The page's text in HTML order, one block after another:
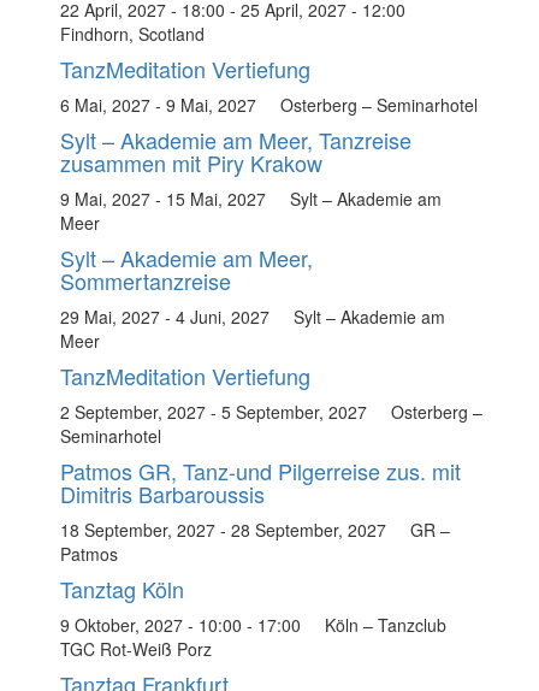
22 April, 2027 - 18:00 - 25 April, 2027 - 12:00
Findhorn, Scotland
TanzMeditation Vertiefung
6 Mai, 2027 - 9 Mai, 2027 Osterberg – Seminarhotel
Sylt – Akademie am Meer, Tanzreise
zusammen mit Piry Krakow
9 Mai, 2027 - 15 Mai, 2027
Sylt – Akademie am
Meer
Sylt – Akademie am Meer,
Sommertanzreise
29 Mai, 2027 - 4 Juni, 2027
Sylt – Akademie am
Meer
TanzMeditation Vertiefung
2 September, 2027 - 5 September, 2027
Osterberg –
Seminarhotel
Patmos GR, Tanz-und Pilgerreise zus. mit
Dimitris Barbaroussis
18 September, 2027 - 28 September, 2027
GR –
Patmos
Tanztag Köln
9 Oktober, 2027 - 10:00 - 17:00
Köln – Tanzclub
TGC Rot-Weiß Porz
Tanztag Frankfurt